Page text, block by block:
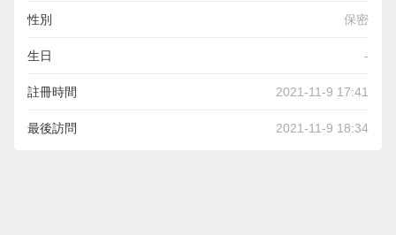
性別 保密
生日 -
註冊時間 2021-11-9 17:41
最後訪問 2021-11-9 18:34